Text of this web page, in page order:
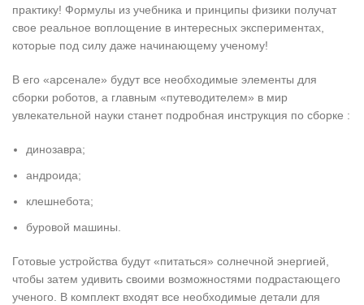
практику! Формулы из учебника и принципы физики получат
свое реальное воплощение в интересных экспериментах,
которые под силу даже начинающему ученому!
В его «арсенале» будут все необходимые элементы для
сборки роботов, а главным «путеводителем» в мир
увлекательной науки станет подробная инструкция по сборке :
динозавра;
андроида;
клешнебота;
буровой машины.
Готовые устройства будут «питаться» солнечной энергией,
чтобы затем удивить своими возможностями подрастающего
ученого. В комплект входят все необходимые детали для